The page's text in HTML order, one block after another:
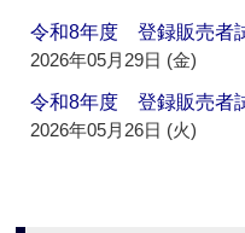
令和8年度 登録販売者
2026年05月29日 (金)
令和8年度 登録販売者
2026年05月26日 (火)